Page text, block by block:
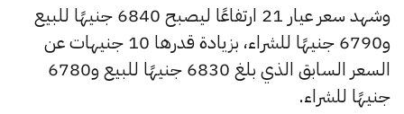
وشهد سعر عيار 21 ارتفاعًا ليصبح 6840 جنيهًا للبيع
و6790 جنيهًا للشراء، بزيادة قدرها 10 جنيهات عن
السعر السابق الذي بلغ 6830 جنيهًا للبيع و6780
جنيهًا للشراء.